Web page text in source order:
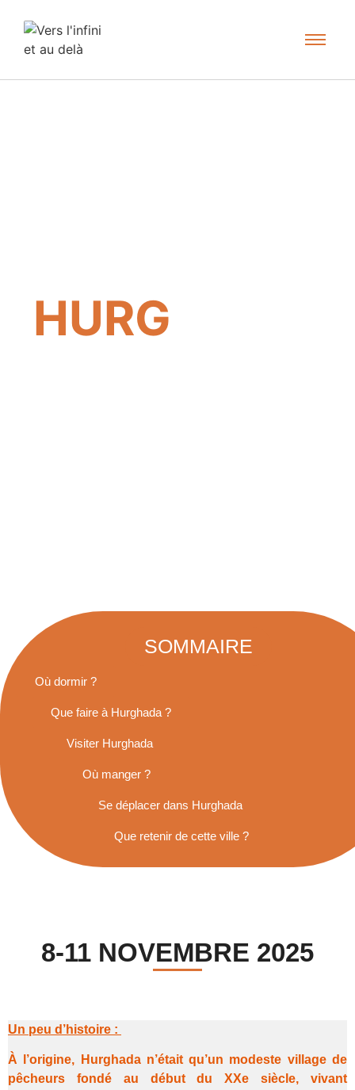
HURG
SOMMAIRE
Où dormir ?
Que faire à Hurghada ?
Visiter Hurghada
Où manger ?
Se déplacer dans Hurghada
Que retenir de cette ville ?
8-11 NOVEMBRE 2025
Un peu d’histoire :
À l’origine, Hurghada n’était qu’un modeste village de
pêcheurs fondé au début du XXe siècle, vivant